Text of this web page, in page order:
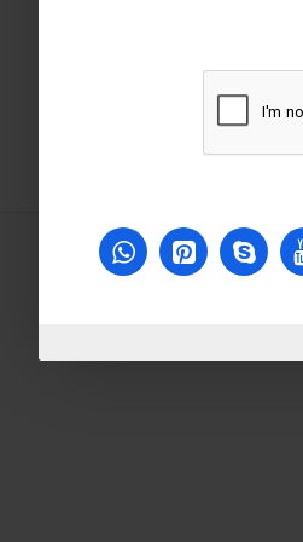
كينج توني كلابة 9"